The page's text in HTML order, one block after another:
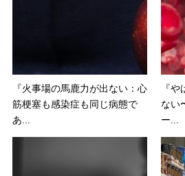
『火事場の馬鹿力が出ない：心
筋梗塞も感染症も同じ病態で
あ...
『
ない
ー...